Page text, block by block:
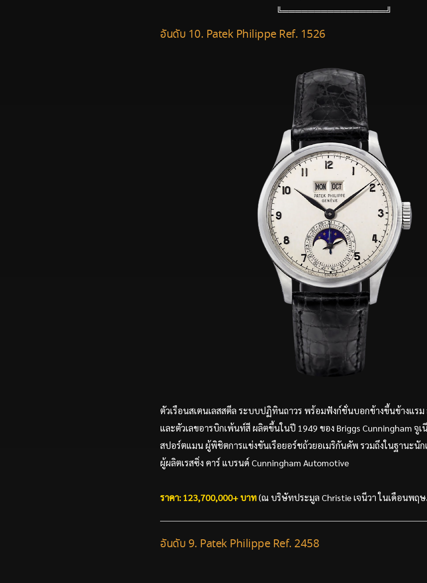
╚════════════════╝
อันดับ 10. Patek Philippe Ref. 1526
ตัวเรือนสเตนเลสสตีล ระบบปฏิทินถาวร พร้อมฟังก์ชั่นบอกข้างขึ้นข้างแร
และตัวเลขอารบิกเพ้นท์สี ผลิตขึ้นในปี 1949 ของ Briggs Cunningham จูเ
สปอร์ตแมน ผู้พิชิตการแข่งขันเรือยอร์ชถ้วยอเมริกันคัพ รวมถึงในฐานะนั
ผู้ผลิตเรสซิ่ง คาร์ แบรนด์ Cunningham Automotive
ราคา: 123,700,000+ บาท (ณ บริษัทประมูล Christie เจนีวา ในเดือนพฤ
อันดับ 9. Patek Philippe Ref. 2458